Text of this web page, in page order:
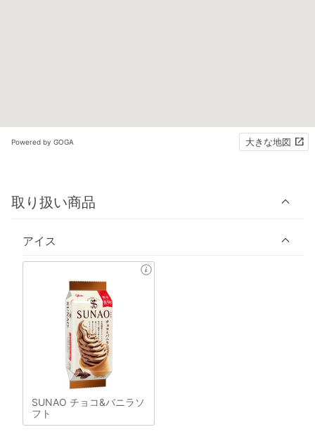
Powered by GOGA 大きな地図
取り扱い商品
アイス
SUNAO チョコ&バニラソ
フト